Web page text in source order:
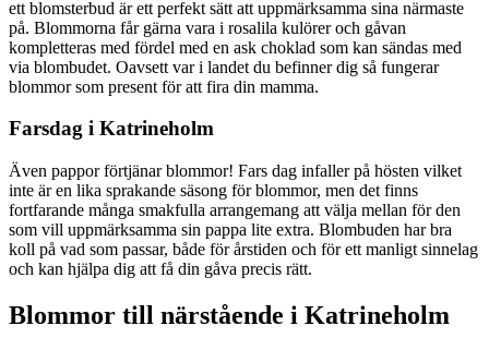
ett blomsterbud är ett perfekt sätt att uppmärksamma sina närmaste
på. Blommorna får gärna vara i rosalila kulörer och gåvan
kompletteras med fördel med en ask choklad som kan sändas med
via blombudet. Oavsett var i landet du befinner dig så fungerar
blommor som present för att fira din mamma.
Farsdag i Katrineholm
Även pappor förtjänar blommor! Fars dag infaller på hösten vilket
inte är en lika sprakande säsong för blommor, men det finns
fortfarande många smakfulla arrangemang att välja mellan för den
som vill uppmärksamma sin pappa lite extra. Blombuden har bra
koll på vad som passar, både för årstiden och för ett manligt sinnelag
och kan hjälpa dig att få din gåva precis rätt.
Blommor till närstående i Katrineholm